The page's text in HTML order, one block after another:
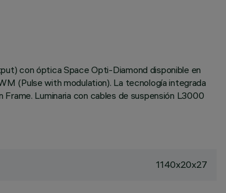
con óptica Space Opti-Diamond disponible en
(Pulse with modulation). La tecnología integrada
Luminaria con cables de suspensión L3000
1140x20x27